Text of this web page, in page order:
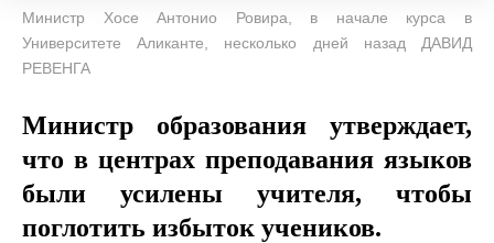
Министр Хосе Антонио Ровира, в начале курса в
Университете Аликанте, несколько дней назад ДАВИД
РЕВЕНГА
Министр образования утверждает,
что в центрах преподавания языков
были усилены учителя, чтобы
поглотить избыток учеников.